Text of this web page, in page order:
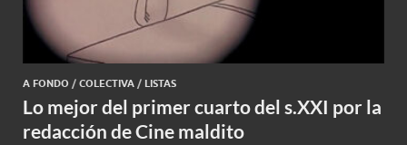
A FONDO / COLECTIVA / LISTAS
Lo mejor del primer cuarto del s.XXI por la
redacción de Cine maldito